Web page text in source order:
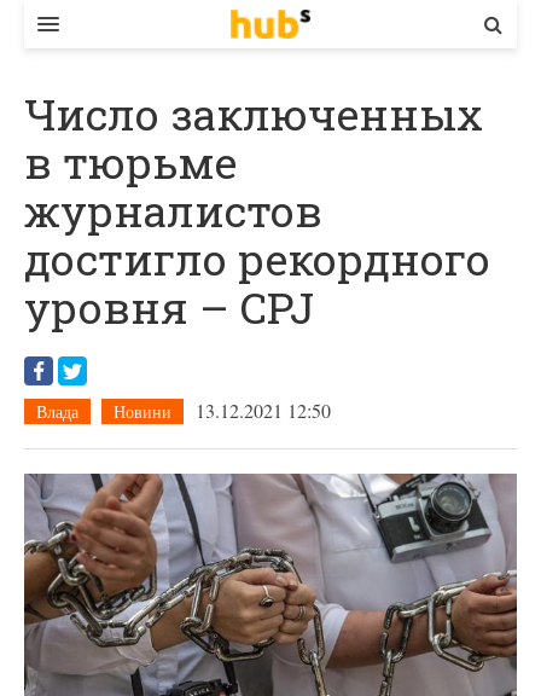
ЕКОНОМІКА
БІЗНЕС
СТАРТЕР
КОНТАКТИ
Число заключенных
в тюрьме
журналистов
достигло рекордного
уровня – CPJ
Влада Новини 13.12.2021 12:50